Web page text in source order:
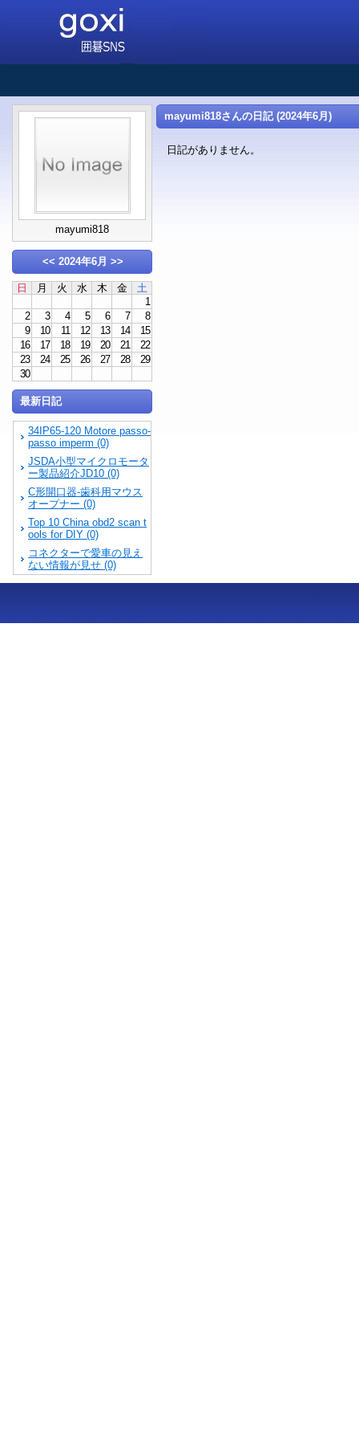
mayumi818
<< 2024年6月 >>
日 月 火 水 木 金
土
1
2
3 4 5 6 7
8
9
10 11 12 13 14
15
16
17 18 19 20 21
22
23
24 25 26 27 28
29
30
最新日記
34IP65-120 Motore passo-
passo imperm (0)
JSDA小型マイクロモータ
ー製品紹介JD10 (0)
C形開口器-歯科用マウス
オープナー (0)
Top 10 China obd2 scan t
ools for DIY (0)
コネクターで愛車の見え
ない情報が見せ (0)
mayumi818さんの日記 (2024年6月)
日記がありません。